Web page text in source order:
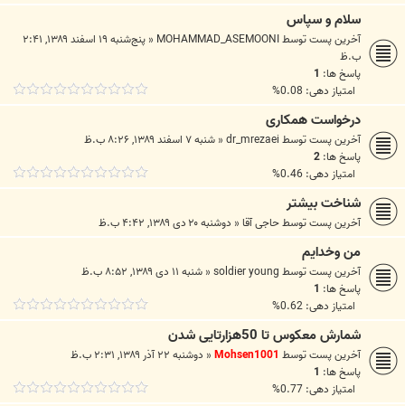
سلام و سپاس
آخرین پست توسطMOHAMMAD_ASEMOONI
«
پنج‌شنبه ۱۹ اسفند ۱۳۸۹, ۲:۴۱
ب.ظ
پاسخ ها: 1
امتیاز دهی: 0.08%
درخواست همکاری
آخرین پست توسطdr_mrezaei
« شنبه ۷ اسفند ۱۳۸۹, ۸:۲۶ ب.ظ
پاسخ ها: 2
امتیاز دهی: 0.46%
شناخت بیشتر
آخرین پست توسطحاجی آقا« دوشنبه ۲۰ دی ۱۳۸۹, ۴:۴۲ ب.ظ
من وخدایم
آخرین پست توسطsoldier young
« شنبه ۱۱ دی ۱۳۸۹, ۸:۵۲ ب.ظ
پاسخ ها: 1
امتیاز دهی: 0.62%
شمارش معکوس تا 50هزارتایی شدن
آخرین پست توسطMohsen1001
« دوشنبه ۲۲ آذر ۱۳۸۹, ۲:۳۱ ب.ظ
پاسخ ها: 1
امتیاز دهی: 0.77%